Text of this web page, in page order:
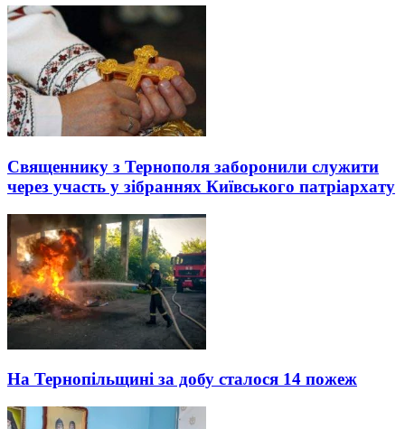
Священнику з Тернополя заборонили служити
через участь у зібраннях Київського патріархату
На Тернопільщині за добу сталося 14 пожеж